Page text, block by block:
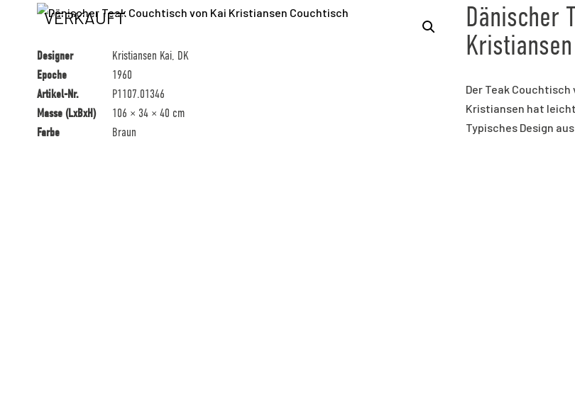
VERKAUFT
Designer
Kristiansen Kai, DK
Epoche
1960
Artikel-Nr.
P1107.01346
Masse (LxBxH)
106 × 34 × 40 cm
Farbe
Braun
Dänischer
Kristiansen
Der Teak
Kristiansen hat
Typisches Design